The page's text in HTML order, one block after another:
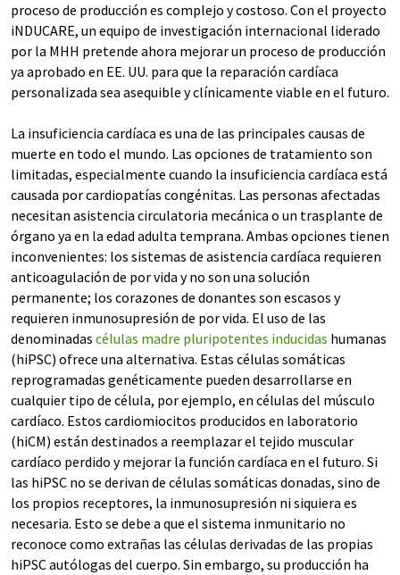
proceso de producción es complejo y costoso. Con el proyecto
iNDUCARE, un equipo de investigación internacional liderado
por la MHH pretende ahora mejorar un proceso de producción
ya aprobado en EE. UU. para que la reparación cardíaca
personalizada sea asequible y clínicamente viable en el futuro.
La insuficiencia cardíaca es una de las principales causas de
muerte en todo el mundo. Las opciones de tratamiento son
limitadas, especialmente cuando la insuficiencia cardíaca está
causada por cardiopatías congénitas. Las personas afectadas
necesitan asistencia circulatoria mecánica o un trasplante de
órgano ya en la edad adulta temprana. Ambas opciones tienen
inconvenientes: los sistemas de asistencia cardíaca requieren
anticoagulación de por vida y no son una solución
permanente; los corazones de donantes son escasos y
requieren inmunosupresión de por vida. El uso de las
denominadas células madre pluripotentes inducidas humanas
(hiPSC) ofrece una alternativa. Estas células somáticas
reprogramadas genéticamente pueden desarrollarse en
cualquier tipo de célula, por ejemplo, en células del músculo
cardíaco. Estos cardiomiocitos producidos en laboratorio
(hiCM) están destinados a reemplazar el tejido muscular
cardíaco perdido y mejorar la función cardíaca en el futuro. Si
las hiPSC no se derivan de células somáticas donadas, sino de
los propios receptores, la inmunosupresión ni siquiera es
necesaria. Esto se debe a que el sistema inmunitario no
reconoce como extrañas las células derivadas de las propias
hiPSC autólogas del cuerpo. Sin embargo, su producción ha